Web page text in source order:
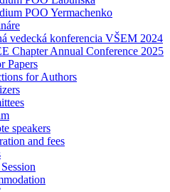
POO Yermachenko
vedecká konferencia VŠEM 2024
Chapter Annual Conference 2025
Papers
for Authors
speakers
and fees